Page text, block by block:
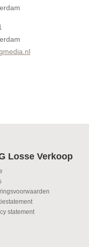
Losse Verkoop
statement